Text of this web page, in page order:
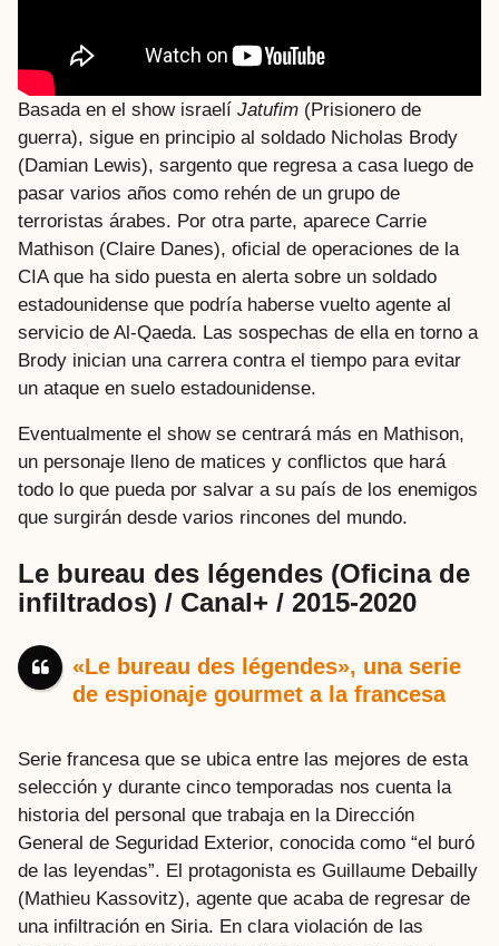
Basada en el show israelí Jatufim (Prisionero de
guerra), sigue en principio al soldado Nicholas Brody
(Damian Lewis), sargento que regresa a casa luego de
pasar varios años como rehén de un grupo de
terroristas árabes. Por otra parte, aparece Carrie
Mathison (Claire Danes), oficial de operaciones de la
CIA que ha sido puesta en alerta sobre un soldado
estadounidense que podría haberse vuelto agente al
servicio de Al-Qaeda. Las sospechas de ella en torno a
Brody inician una carrera contra el tiempo para evitar
un ataque en suelo estadounidense.
Eventualmente el show se centrará más en Mathison,
un personaje lleno de matices y conflictos que hará
todo lo que pueda por salvar a su país de los enemigos
que surgirán desde varios rincones del mundo.
Le bureau des légendes (Oficina de
infiltrados) / Canal+ / 2015-2020
«Le bureau des légendes», una serie
de espionaje gourmet a la francesa
Serie francesa que se ubica entre las mejores de esta
selección y durante cinco temporadas nos cuenta la
historia del personal que trabaja en la Dirección
General de Seguridad Exterior, conocida como “el buró
de las leyendas”. El protagonista es Guillaume Debailly
(Mathieu Kassovitz), agente que acaba de regresar de
una infiltración en Siria. En clara violación de las